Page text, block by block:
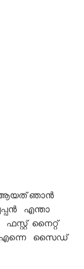
ആയത് ഞാൻ
എന്താ
നൈറ്റ്
എന്നെ സൈഡ്